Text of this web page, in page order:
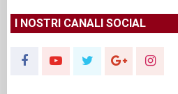
I NOSTRI CANALI SOCIAL